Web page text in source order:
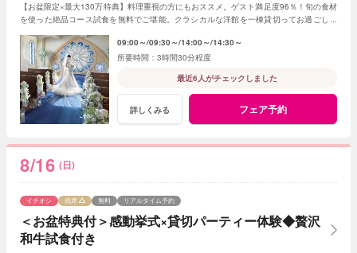
【お盆限定×最大130万特典】料理重視の方にもおススメ。ゲスト満足度96％！旬の食材
を使った絶品コース試食を無料でご堪能。クラシカルな洋館を一棟貸切ってお過ごし頂
09:00～ 09:30～ 14:00～ 14:30～
3時間30分程度
最近6人がチェックしました
詳しくみる フェア予約
8/16 (日)
＜お盆特典付＞感動挙式×貸切パーティー体験◆贅沢
和牛試食付き
イチオシ 残席 無料 リアルタイム予約